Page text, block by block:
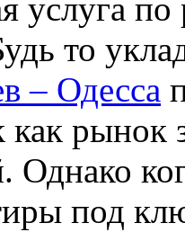
услуга
то
– Одесса
как рынок
Однако
под